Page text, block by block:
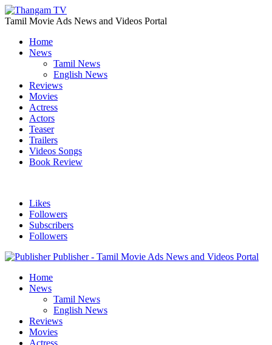
Tamil Movie Ads News and Videos Portal
Home
News
Tamil News
English News
Reviews
Movies
Actress
Actors
Teaser
Trailers
Videos Songs
Book Review
Likes
Followers
Subscribers
Followers
Publisher - Tamil Movie Ads News and Videos Portal
Home
News
Tamil News
English News
Reviews
Movies
Actress